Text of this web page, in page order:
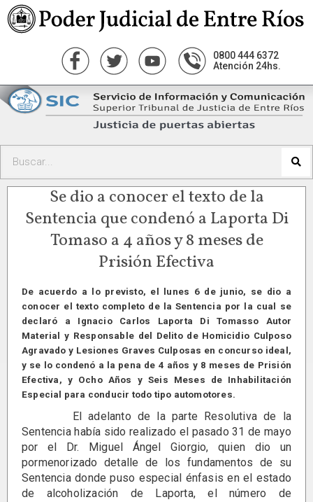
0800 444 6372
Atención 24hs.
Se dio a conocer el texto de la
Sentencia que condenó a Laporta Di
Tomaso a 4 años y 8 meses de
Prisión Efectiva
De acuerdo a lo previsto, el lunes 6 de junio, se dio a
conocer el texto completo de la Sentencia por la cual se
declaró a Ignacio Carlos Laporta Di Tomasso Autor
Material y Responsable del Delito de Homicidio Culposo
Agravado y Lesiones Graves Culposas en concurso ideal,
y se lo condenó a la pena de 4 años y 8 meses de Prisión
Efectiva, y Ocho Años y Seis Meses de Inhabilitación
Especial para conducir todo tipo automotores.
El adelanto de la parte Resolutiva de la
Sentencia había sido realizado el pasado 31 de mayo
por el Dr. Miguel Ángel Giorgio, quien dio un
pormenorizado detalle de los fundamentos de su
Sentencia donde puso especial énfasis en el estado
de alcoholización de Laporta, el número de